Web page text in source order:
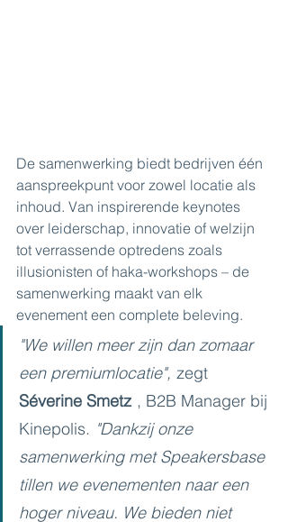
De samenwerking biedt bedrijven één
aanspreekpunt voor zowel locatie als
inhoud. Van inspirerende keynotes
over leiderschap, innovatie of welzijn
tot verrassende optredens zoals
illusionisten of haka-workshops – de
samenwerking maakt van elk
evenement een complete beleving.
"We willen meer zijn dan zomaar
een premiumlocatie", zegt
Séverine Smetz , B2B Manager bij
Kinepolis. "Dankzij onze
samenwerking met Speakersbase
tillen we evenementen naar een
hoger niveau. We bieden niet